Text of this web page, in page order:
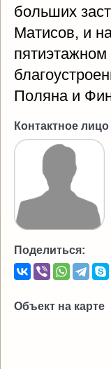
больших
Матисов, и
Поляна и
Контактное лицо
Поделиться:
Объект на карте